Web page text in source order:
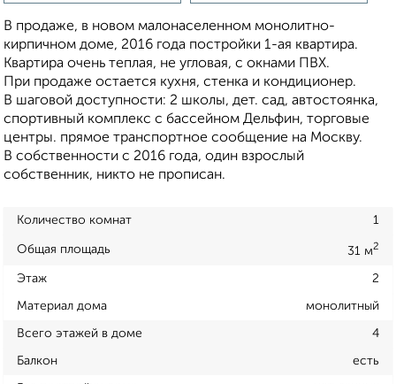
В продаже, в новом малонаселенном монолитно-
кирпичном доме, 2016 года постройки 1-ая квартира.
Квартира очень теплая, не угловая, с окнами ПВХ.
При продаже остается кухня, стенка и кондиционер.
В шаговой доступности: 2 школы, дет. сад, автостоянка,
спортивный комплекс с бассейном Дельфин, торговые
центры. прямое транспортное сообщение на Москву.
В собственности с 2016 года, один взрослый
собственник, никто не прописан.
Количество комнат 1
Общая площадь 31 м2
Этаж 2
Материал дома монолитный
Всего этажей в доме 4
Балкон есть